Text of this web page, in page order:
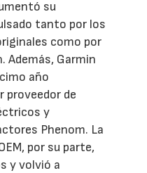
su
tanto por los
como por
Además, Garmin
año
proveedor de
y
Phenom. La
por su parte,
y volvió a